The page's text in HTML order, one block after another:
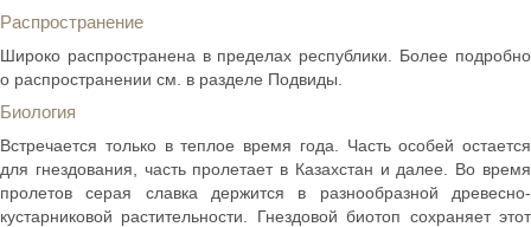
Распространение
Широко распространена в пределах республики. Более подробно
о распространении см. в разделе Подвиды.
Биология
Встречается только в теплое время года. Часть особей остается
для гнездования, часть пролетает в Казахстан и далее. Во время
пролетов серая славка держится в разнообразной древесно-
кустарниковой растительности. Гнездовой биотоп сохраняет этот